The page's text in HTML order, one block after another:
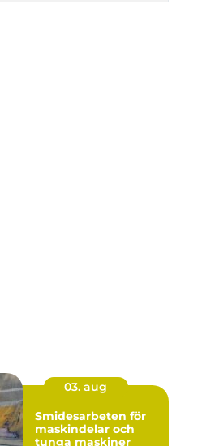
03. aug
Smidesarbeten för
maskindelar och
tunga maskiner